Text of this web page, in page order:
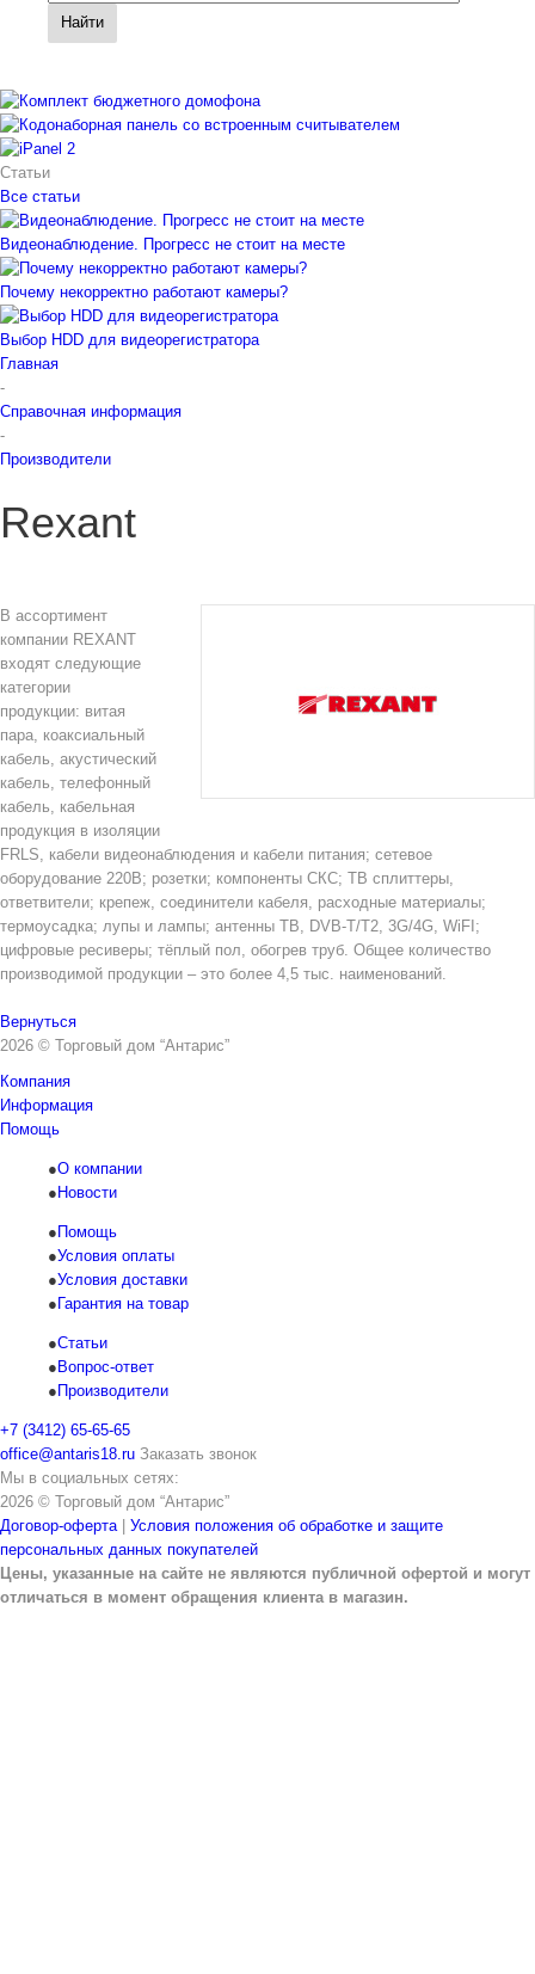
Найти
Статьи
Все статьи
Видеонаблюдение. Прогресс не стоит на месте
Почему некорректно работают камеры?
Выбор HDD для видеорегистратора
Главная
-
Справочная информация
-
Производители
Rexant
В ассортимент
компании REXANT
входят следующие
категории
продукции: витая
пара, коаксиальный
кабель, акустический
кабель, телефонный
кабель, кабельная
продукция в изоляции
FRLS, кабели видеонаблюдения и кабели питания; сетевое
оборудование 220В; розетки; компоненты СКС; ТВ сплиттеры,
ответвители; крепеж, соединители кабеля, расходные материалы;
термоусадка; лупы и лампы; антенны ТВ, DVB-T/T2, 3G/4G, WiFI;
цифровые ресиверы; тёплый пол, обогрев труб. Общее количество
производимой продукции – это более 4,5 тыс. наименований.
Вернуться
2026 © Торговый дом “Антарис”
Компания
Информация
Помощь
О компании
Новости
Помощь
Условия оплаты
Условия доставки
Гарантия на товар
Статьи
Вопрос-ответ
Производители
+7 (3412) 65-65-65
office@antaris18.ru Заказать звонок
Мы в социальных сетях:
2026 © Торговый дом “Антарис”
Договор-оферта| Условия положения об обработке и защите
персональных данных покупателей
Цены, указанные на сайте не являются публичной офертой и могут
отличаться в момент обращения клиента в магазин.